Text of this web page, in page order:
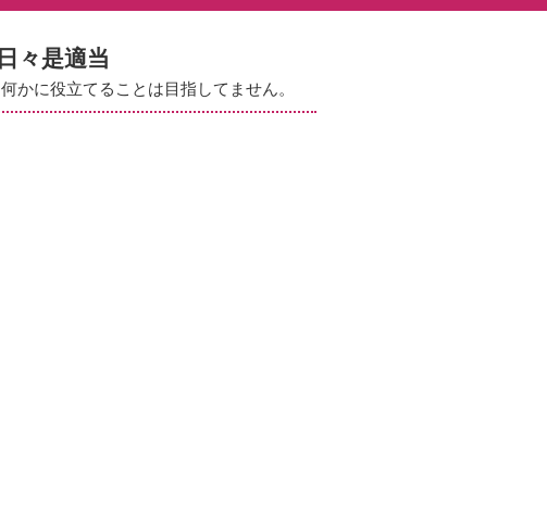
日々是適当
何かに役立てることは目指してません。